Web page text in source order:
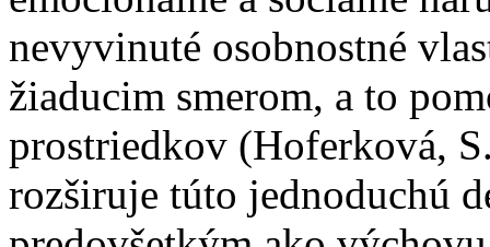
nevyvinuté osobnostné
žiaducim smerom, a to
prostriedkov (Hoferková,
rozširuje túto jednoduchú